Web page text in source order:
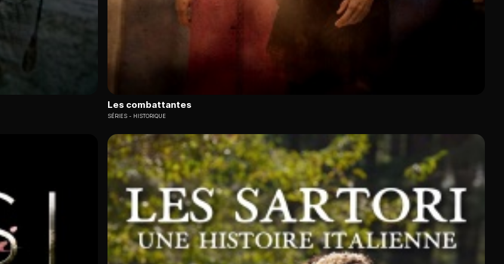
Les combattantes
SÉRIES HISTORIQUE